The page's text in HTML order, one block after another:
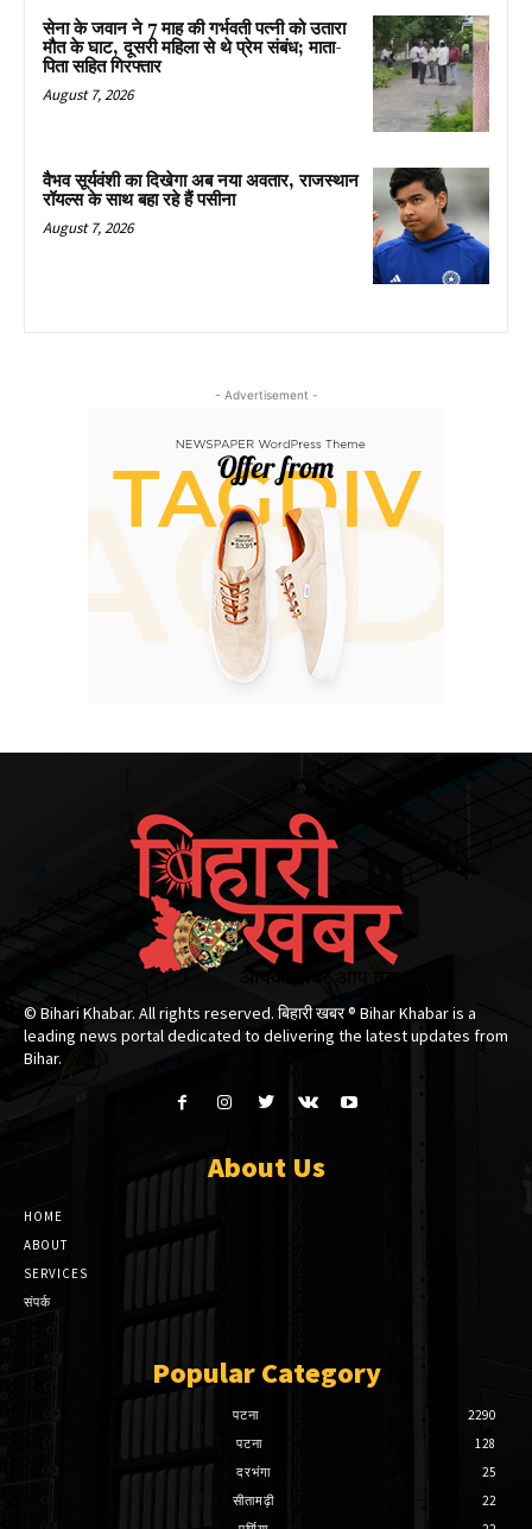
सेना के जवान ने 7 माह की गर्भवती पत्नी को उतारा
मौत के घाट, दूसरी महिला से थे प्रेम संबंध; माता-
पिता सहित गिरफ्तार
August 7, 2026
वैभव सूर्यवंशी का दिखेगा अब नया अवतार, राजस्थान
रॉयल्स के साथ बहा रहे हैं पसीना
August 7, 2026
- Advertisement -
© Bihari Khabar. All rights reserved. बिहारी खबर ®​ Bihar Khabar is a
leading news portal dedicated to delivering the latest updates from
Bihar.
About Us
HOME
ABOUT
SERVICES
संपर्क
Popular Category
पटना
2290
पटना
128
दरभंगा
25
सीतामढ़ी
22